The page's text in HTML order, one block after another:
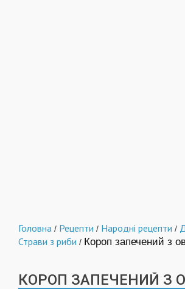
Головна / Рецепти / Народні рецепти /
Страви з риби / Короп запечений з
КОРОП ЗАПЕЧЕНИЙ З